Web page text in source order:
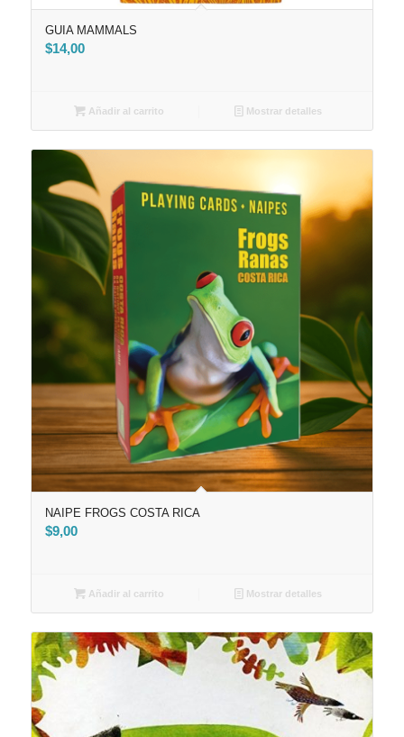
GUIA MAMMALS
$14,00
Añadir al carrito Mostrar detalles
NAIPE FROGS COSTA RICA
$9,00
Añadir al carrito Mostrar detalles